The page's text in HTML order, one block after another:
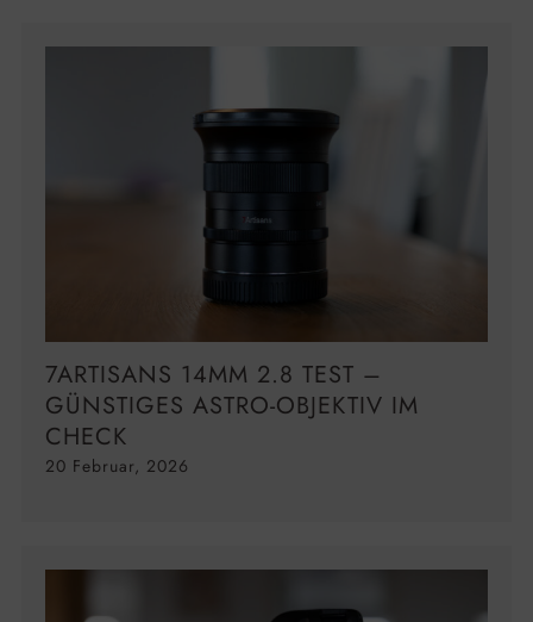
7ARTISANS 14MM 2.8 TEST –
GÜNSTIGES ASTRO-OBJEKTIV IM
CHECK
20 Februar, 2026